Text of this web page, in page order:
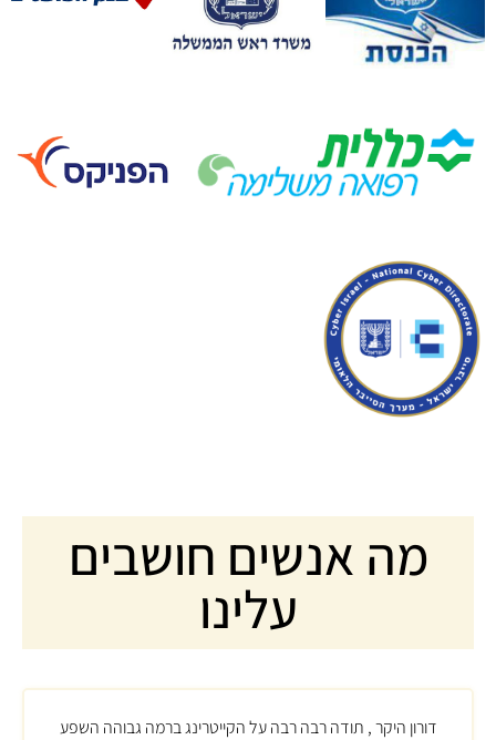
מה אנשים חושבים
עלינו​
דורון היקר , תודה רבה רבה על הקייטרינג ברמה גבוהה השפע